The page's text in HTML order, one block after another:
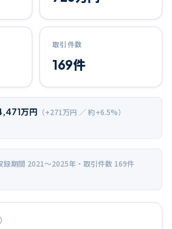
取引件数
169件
万円 （+271万円 ／ 約+6.5%）
録期間 2021〜2025年 ・取引件数 169件